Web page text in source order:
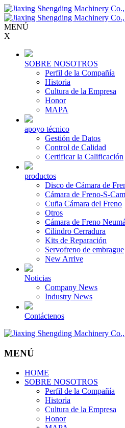
MENÚ
X
SOBRE NOSOTROS
Perfil de la Compañía
Historia
Cultura de la Empresa
Honor
MAPA
apoyo técnico
Gestión de Datos
Control de Calidad
Certificar la Calificación
productos
Disco de Cámara de
Cámara de Freno-S-Cam
Cuña Cámara del Freno
Otros
Cámara de Freno
Cilindro Cerradura
Kits de Reparación
Servofreno de embrague
New Arrive
Noticias
Company News
Industry News
Contáctenos
MENÚ
HOME
SOBRE NOSOTROS
Perfil de la Compañía
Historia
Cultura de la Empresa
Honor